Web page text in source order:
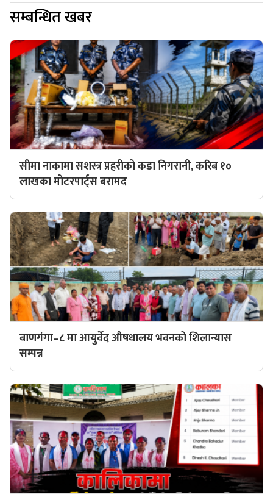
सम्बन्धित खबर
सीमा नाकामा सशस्त्र प्रहरीको कडा निगरानी, करिब १०
लाखका मोटरपार्ट्स बरामद
बाणगंगा–८ मा आयुर्वेद औषधालय भवनको शिलान्यास
सम्पन्न